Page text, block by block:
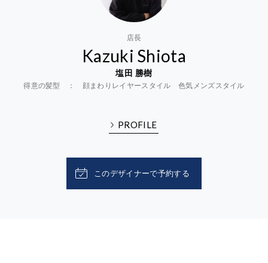
店長
Kazuki Shiota
塩田 勝樹
得意の髪型 ： 顔まわりレイヤースタイル 色気メンズスタイル
PROFILE
このデザイナーで予約する